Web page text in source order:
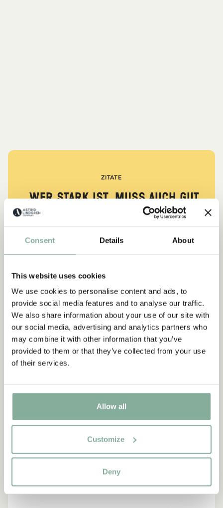
Consent Details About
This website uses cookies
We use cookies to personalise content and ads, to
provide social media features and to analyse our traffic.
We also share information about your use of our site with
our social media, advertising and analytics partners who
may combine it with other information that you’ve
provided to them or that they’ve collected from your use
of their services.
Allow all
Customize
Deny
ZITATE
„Wer stark ist, muss auch gut
aus Kennst du Pippi Langstrumpf?